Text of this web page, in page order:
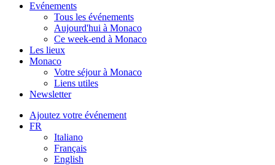
Evénements
Tous les événements
Aujourd'hui à Monaco
Ce week-end à Monaco
Les lieux
Monaco
Votre séjour à Monaco
Liens utiles
Newsletter
Ajoutez votre événement
FR
Italiano
Français
English